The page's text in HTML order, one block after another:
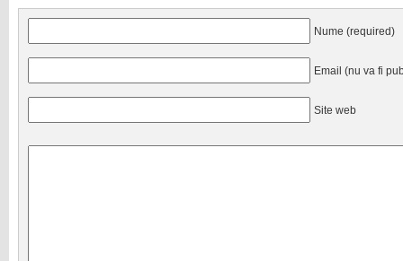
Nume (required)
Email (nu va fi
Site web